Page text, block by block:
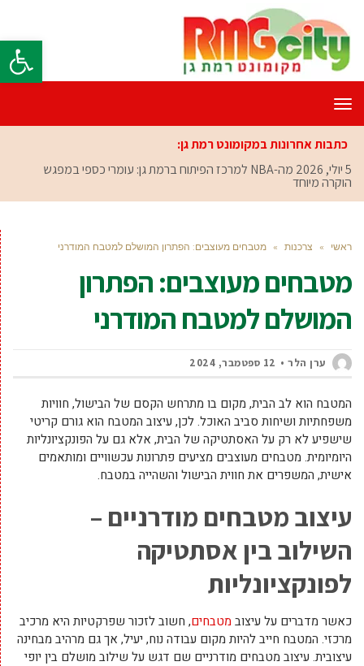
פתח
תפריט
כתבות אחרונות במקומונט רמת גן:
5 יולי, 2026
מה-NBA למרכז הפיתוח ברמת גן: עומרי כספי במפגש
הוקרה מיוחד
ראשי » צרכנות » מטבחים מעוצבים: הפתרון המושלם למטבח המודרני
מטבחים מעוצבים: הפתרון
המושלם למטבח המודרני
ערן הלר 12 ספטמבר, 2024
המטבח הוא לב הבית, מקום בו מתרחש הקסם של הבישול, חוויות
משפחתיות ושיחות סביב האוכל. לכן, עיצוב המטבח הוא גורם קריטי
שישפיע לא רק על האסתטיקה של הבית, אלא גם על הפונקציונליות
היומיומית. מטבחים מעוצבים מציעים פתרונות עכשוויים ומותאמים
אישית, המשפרים את חווית הבישול והשהייה במטבח.
עיצוב מטבחים מודרניים –
השילוב בין אסתטיקה
לפונקציונליות
כאשר מדברים על עיצוב מטבחים, חשוב לזכור שפרקטיות היא מרכיב
מרכזי. המטבח חייב להיות מקום עבודה נוח, יעיל, אך גם מרהיב מבחינה
עיצובית. עיצוב מטבחים מודרניים שם דגש על שילוב מושלם בין יופי